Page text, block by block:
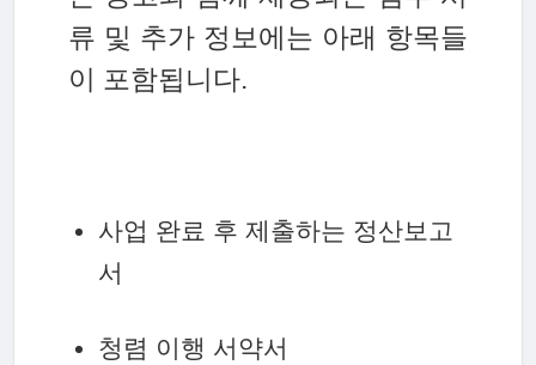
류 및 추가 정보에는 아래 항목들
이 포함됩니다.
사업 완료 후 제출하는 정산보고
서
청렴 이행 서약서